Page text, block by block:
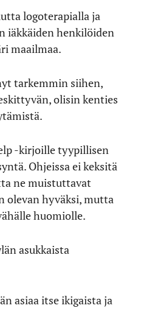
logoterapialla ja
iäkkäiden henkilöiden
maailmaa.
tarkemmin siihen,
olisin kenties
-kirjoille tyypillisen
Ohjeissa ei keksitä
ne muistuttavat
olevan hyväksi, mutta
huomiolle.
asukkaista
asiaa itse ikigaista ja